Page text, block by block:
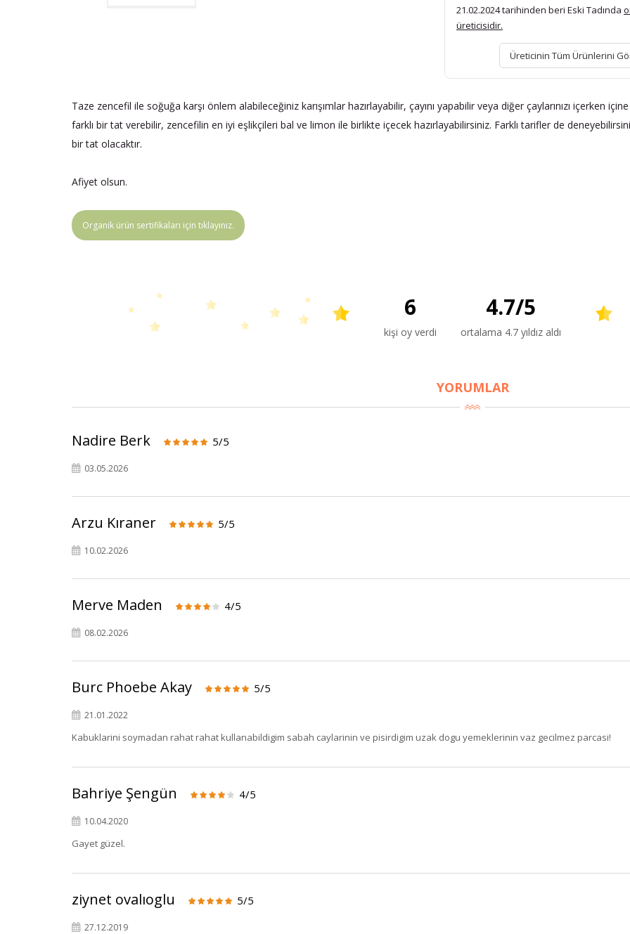
21.02.2024 tarihinden beri Eski Tadında
üreticisidir.
Üreticinin Tüm Ürünlerini
Taze zencefil ile soğuğa karşı önlem alabileceğiniz karışımlar hazırlayabilir, çayını yapabilir veya diğer çaylarınızı içerken
farklı bir tat verebilir, zencefilin en iyi eşlikçileri bal ve limon ile birlikte içecek hazırlayabilirsiniz. Farklı tarifler de
bir tat olacaktır.
Afiyet olsun.
Organik ürün sertifikaları için tıklayınız.
6
kişi oy verdi
4.7/5
ortalama 4.7 yıldız aldı
YORUMLAR
Nadire Berk 5/5
03.05.2026
Arzu Kıraner 5/5
10.02.2026
Merve Maden 4/5
08.02.2026
Burc Phoebe Akay 5/5
21.01.2022
Kabuklarini soymadan rahat rahat kullanabildigim sabah caylarinin ve pisirdigim uzak dogu yemeklerinin vaz gecilmez parcasi!
Bahriye Şengün 4/5
10.04.2020
Gayet güzel.
ziynet ovalıoglu 5/5
27.12.2019